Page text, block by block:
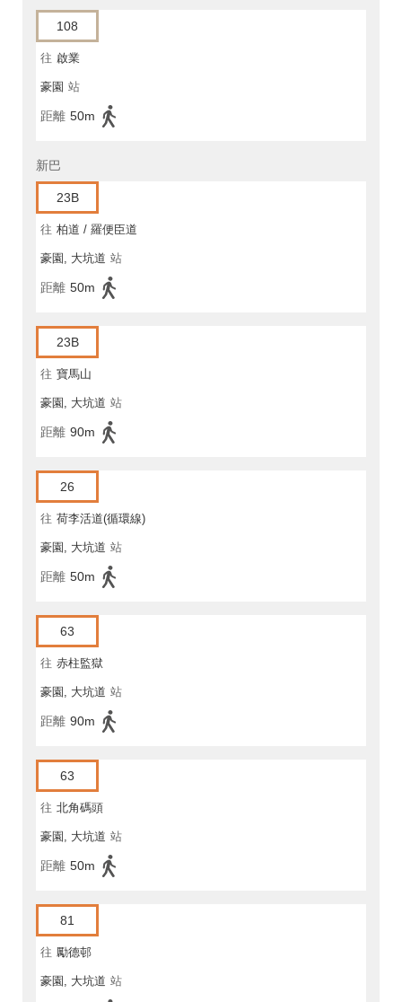
108
往 啟業
豪園 站
距離 50m
新巴
23B
往 柏道 / 羅便臣道
豪園, 大坑道 站
距離 50m
23B
往 寶馬山
豪園, 大坑道 站
距離 90m
26
往 荷李活道(循環線)
豪園, 大坑道 站
距離 50m
63
往 赤柱監獄
豪園, 大坑道 站
距離 90m
63
往 北角碼頭
豪園, 大坑道 站
距離 50m
81
往 勵德邨
豪園, 大坑道 站